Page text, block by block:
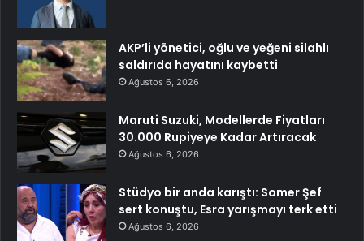
AKP’li yönetici, oğlu ve yeğeni silahlı
saldırıda hayatını kaybetti
Ağustos 6, 2026
Maruti Suzuki, Modellerde Fiyatları
30.000 Rupiyeye Kadar Artıracak
Ağustos 6, 2026
Stüdyo bir anda karıştı: Somer Şef
sert konuştu, Esra yarışmayı terk etti
Ağustos 6, 2026